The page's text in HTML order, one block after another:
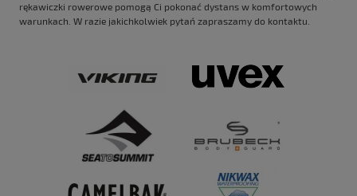
rękawiczki rowerowe pomogą Ci pokonać dystans w komfortowych
warunkach. W razie jakichkolwiek pytań zapraszamy do kontaktu.